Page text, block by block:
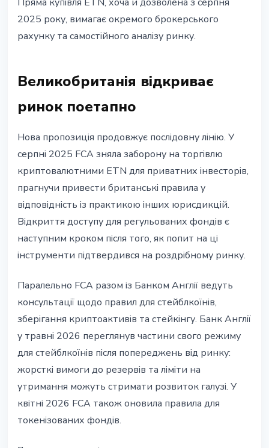
2025 року, вимагає окремого брокерського
рахунку та самостійного аналізу ринку.
Великобританія відкриває
ринок поетапно
Нова пропозиція продовжує послідовну лінію. У
серпні 2025 FCA зняла заборону на торгівлю
криптовалютними ETN для приватних інвесторів,
прагнучи привести британські правила у
відповідність із практикою інших юрисдикцій.
Відкриття доступу для регульованих фондів є
наступним кроком після того, як попит на ці
інструменти підтвердився на роздрібному ринку.
Паралельно FCA разом із Банком Англії ведуть
консультації щодо правил для стейблкоїнів,
зберігання криптоактивів та стейкінгу. Банк Англії
у травні 2026 переглянув частини свого режиму
для стейблкоїнів після попереджень від ринку:
жорсткі вимоги до резервів та ліміти на
утримання можуть стримати розвиток галузі. У
квітні 2026 FCA також оновила правила для
токенізованих фондів.